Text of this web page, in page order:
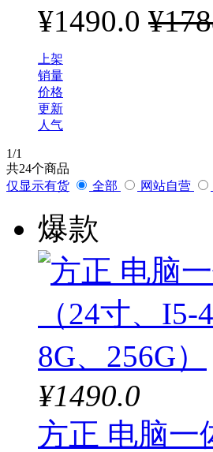
¥1490.0
上架
销量
价格
更新
人气
1/1
共24个商品
仅显示有货
全部 网站自营
爆款
¥1490.0
方正 电脑一